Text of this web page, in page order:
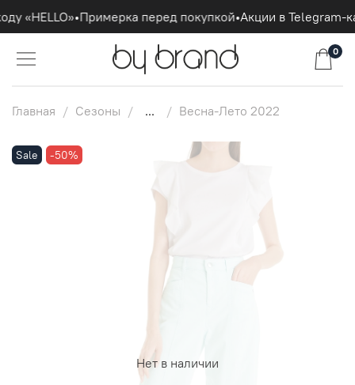
«HELLO»•Примерка перед покупкой•Акции в Telegram-
0
Главная Сезоны ... Весна-Лето 2022
Нет в наличии
Sale -50%